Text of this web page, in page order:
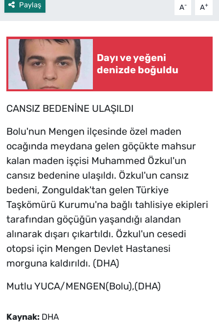
Paylaş A- A+
Dayı ve yeğeni
denizde boğuldu
CANSIZ BEDENİNE ULAŞILDI
Bolu'nun Mengen ilçesinde özel maden
ocağında meydana gelen göçükte mahsur
kalan maden işçisi Muhammed Özkul'un
cansız bedenine ulaşıldı. Özkul'un cansız
bedeni, Zonguldak'tan gelen Türkiye
Taşkömürü Kurumu'na bağlı tahlisiye ekipleri
tarafından göçüğün yaşandığı alandan
alınarak dışarı çıkartıldı. Özkul'un cesedi
otopsi için Mengen Devlet Hastanesi
morguna kaldırıldı. (DHA)
Mutlu YUCA/MENGEN(Bolu),(DHA)
Kaynak: DHA